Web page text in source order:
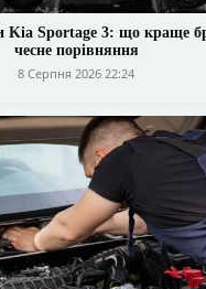
Kia Sportage 3: що краще
чесне порівняння
8 Серпня 2026 22:24